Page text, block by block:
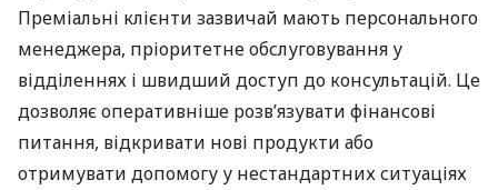
Преміальні клієнти зазвичай мають персонального
менеджера, пріоритетне обслуговування у
відділеннях і швидший доступ до консультацій. Це
дозволяє оперативніше розв’язувати фінансові
питання, відкривати нові продукти або
отримувати допомогу у нестандартних ситуаціях